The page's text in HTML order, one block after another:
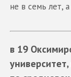
не в семь лет,
в 19